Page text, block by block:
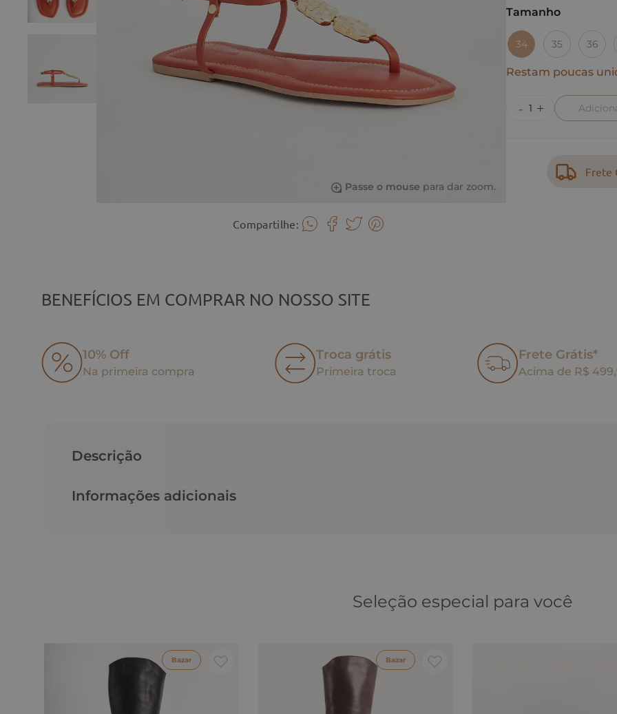
Passe o mouse para dar zoom.
Compartilhe:
Tamanho
34 35 36
Restam poucas
Frete
BENEFÍCIOS EM COMPRAR NO NOSSO SITE
10% Off
Na primeira compra
Troca grátis
Primeira troca
Frete Grátis*
Acima de R$
Descrição
Informações adicionais
Seleção especial para você
Bazar Bazar